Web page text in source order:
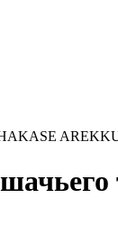
HAKASE